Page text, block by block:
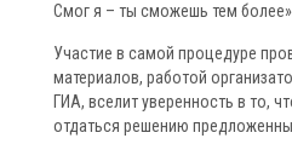
Смог я – ты сможешь тем
Участие в самой процедуре
материалов, работой
ГИА, вселит уверенность в то,
отдаться решению